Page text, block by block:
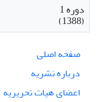
دوره 1
(1388)
صفحه اصلی
درباره نشریه
اعضای هیات تحریریه